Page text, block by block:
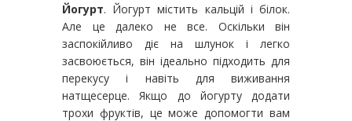
Йогурт. Йогурт містить кальцій і білок.
Але це далеко не все. Оскільки він
заспокійливо діє на шлунок і легко
засвоюється, він ідеально підходить для
перекусу і навіть для виживання
натщесерце. Якщо до йогурту додати
трохи фруктів, це може допомогти вам